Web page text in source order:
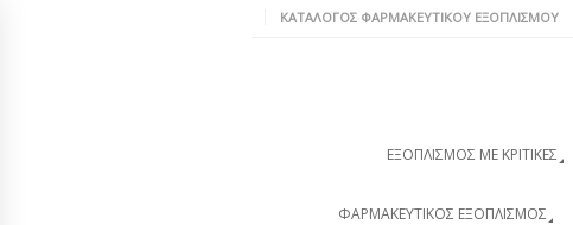
ΚΑΤΆΛΟΓΟΣ ΦΑΡΜΑΚΕΥΤΙΚΟΎ ΕΞΟΠΛΙΣΜΟΎ
ΕΞΟΠΛΙΣΜΌΣ ΜΕ ΚΡΙΤΙΚΈΣ
ΦΑΡΜΑΚΕΥΤΙΚΌΣ ΕΞΟΠΛΙΣΜΌΣ